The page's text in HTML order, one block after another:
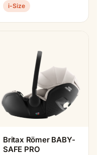
i-Size
Britax Römer BABY-
SAFE PRO